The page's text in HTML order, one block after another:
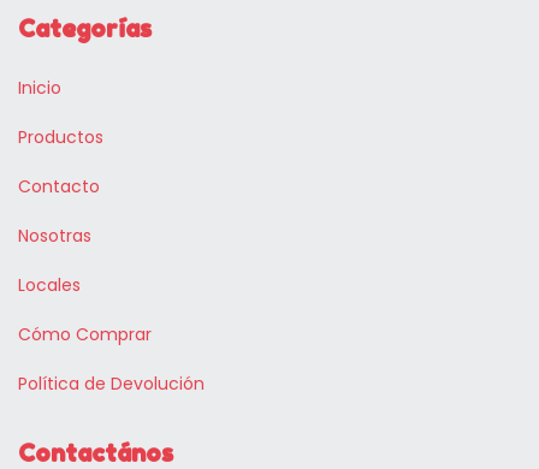
Categorías
Inicio
Productos
Contacto
Nosotras
Locales
Cómo Comprar
Política de Devolución
Contactános